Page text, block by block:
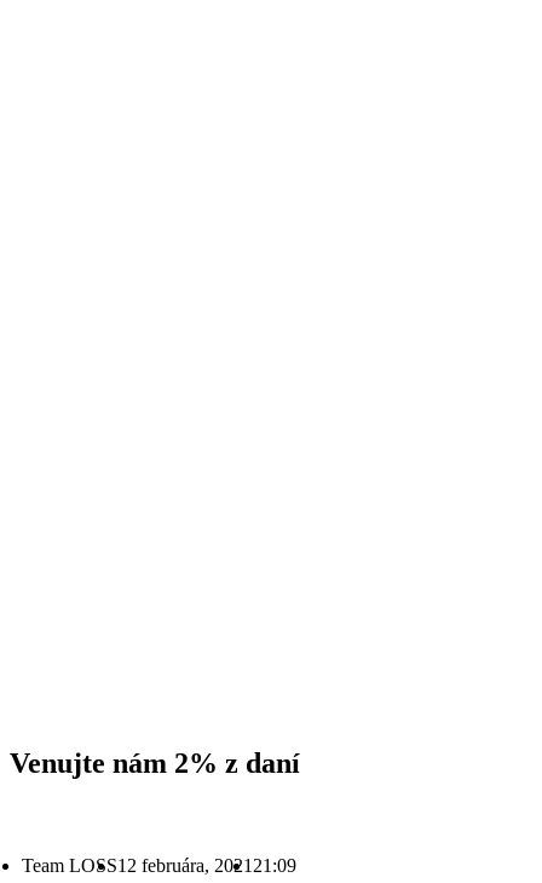
Venujte nám 2% z daní
Team LOSS12 februára, 2021 21:09